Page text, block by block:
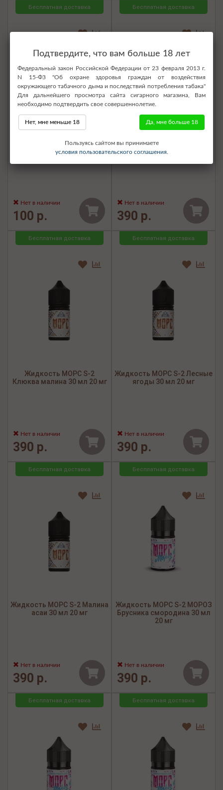
Бесплатная доставка
Жидкость МОРС S-2
Жимолость облепиха 30 мл
Нет в наличии
100 р.
Бесплатная доставка
Жидкость МОРС S-2
Клубника гранат 30 мл 20
Нет в наличии
390 р.
Бесплатная доставка
Жидкость МОРС S-2
Клюква малина 30 мл 20 мг
Нет в наличии
390 р.
Бесплатная доставка
Жидкость МОРС S-2 Лесные
ягоды 30 мл 20 мг
Нет в наличии
390 р.
Бесплатная доставка
Жидкость МОРС S-2 Малина
асаи 30 мл 20 мг
Нет в наличии
390 р.
Бесплатная доставка
Жидкость МОРС S-2 МОРОЗ
Брусника смородина 30 мл
20 мг
Нет в наличии
390 р.
Бесплатная доставка Бесплатная доставка
Подтвердите, что вам больше 18 лет
Федеральный закон Российской Федерации от 23 февраля 2013 г.
N 15-ФЗ "Об охране здоровья граждан от воздействия
окружающего табачного дыма и последствий потребления табака"
Для дальнейшего просмотра сайта сигарного магазина, Вам
необходимо подтвердить свое совершеннолетие.
Нет, мне меньше 18 Да, мне больше 18
Пользуясь сайтом вы принимаете
условия пользовательского соглашения.